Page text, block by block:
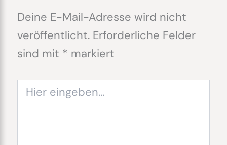
Deine E-Mail-Adresse wird nicht
veröffentlicht. Erforderliche Felder
sind mit * markiert
eingeben…